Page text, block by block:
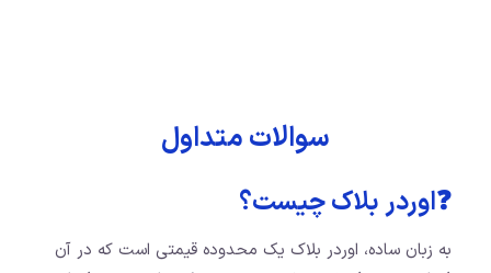
سوالات متداول
❓اوردر بلاک چیست؟
به زبان ساده، اوردر بلاک یک محدوده قیمتی است که در آن